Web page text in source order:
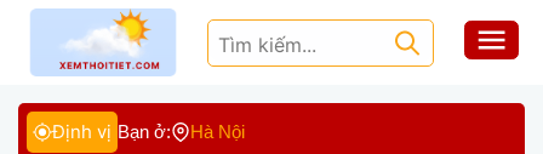
Định vị Bạn ở: Hà Nội